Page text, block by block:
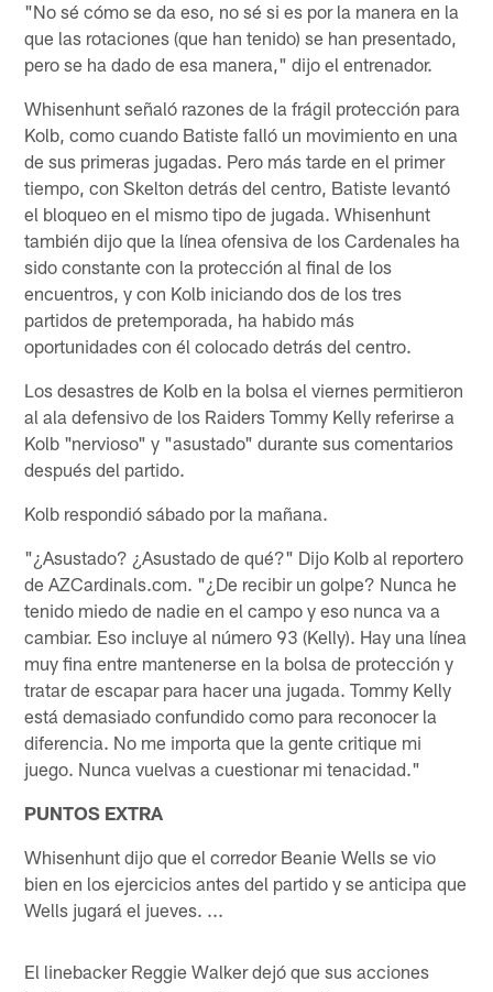
"No sé cómo se da eso, no sé si es por la manera en la
que las rotaciones (que han tenido) se han presentado,
pero se ha dado de esa manera," dijo el entrenador.
Whisenhunt señaló razones de la frágil protección para
Kolb, como cuando Batiste falló un movimiento en una
de sus primeras jugadas. Pero más tarde en el primer
tiempo, con Skelton detrás del centro, Batiste levantó
el bloqueo en el mismo tipo de jugada. Whisenhunt
también dijo que la línea ofensiva de los Cardenales ha
sido constante con la protección al final de los
encuentros, y con Kolb iniciando dos de los tres
partidos de pretemporada, ha habido más
oportunidades con él colocado detrás del centro.
Los desastres de Kolb en la bolsa el viernes permitieron
al ala defensivo de los Raiders Tommy Kelly referirse a
Kolb "nervioso" y "asustado" durante sus comentarios
después del partido.
Kolb respondió sábado por la mañana.
"¿Asustado? ¿Asustado de qué?" Dijo Kolb al reportero
de AZCardinals.com. "¿De recibir un golpe? Nunca he
tenido miedo de nadie en el campo y eso nunca va a
cambiar. Eso incluye al número 93 (Kelly). Hay una línea
muy fina entre mantenerse en la bolsa de protección y
tratar de escapar para hacer una jugada. Tommy Kelly
está demasiado confundido como para reconocer la
diferencia. No me importa que la gente critique mi
juego. Nunca vuelvas a cuestionar mi tenacidad."
PUNTOS EXTRA
Whisenhunt dijo que el corredor Beanie Wells se vio
bien en los ejercicios antes del partido y se anticipa que
Wells jugará el jueves. ...
El linebacker Reggie Walker dejó que sus acciones